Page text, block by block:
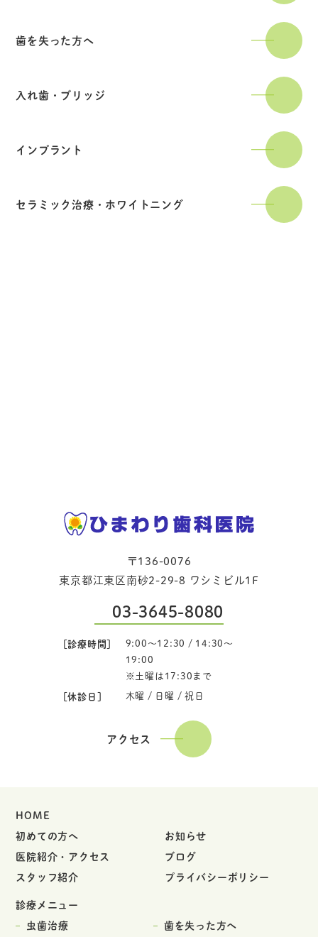
歯を失った方へ
入れ歯・ブリッジ
インプラント
セラミック治療・ホワイトニング
〒136-0076
東京都江東区南砂2-29-8 ワシミビル1F
03-3645-8080
［診療時間］
9:00～12:30 / 14:30～
19:00
※土曜は17:30まで
［休診日］ 木曜 / 日曜 / 祝日
アクセス
HOME
初めての方へ
医院紹介・アクセス
スタッフ紹介
お知らせ
ブログ
プライバシーポリシー
診療メニュー
虫歯治療
歯を失った方へ